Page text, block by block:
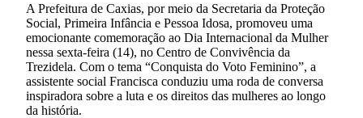
A Prefeitura de Caxias, por meio da Secretaria da Proteção
Social, Primeira Infância e Pessoa Idosa, promoveu uma
emocionante comemoração ao Dia Internacional da Mulher
nessa sexta-feira (14), no Centro de Convivência da
Trezidela. Com o tema “Conquista do Voto Feminino”, a
assistente social Francisca conduziu uma roda de conversa
inspiradora sobre a luta e os direitos das mulheres ao longo
da história.